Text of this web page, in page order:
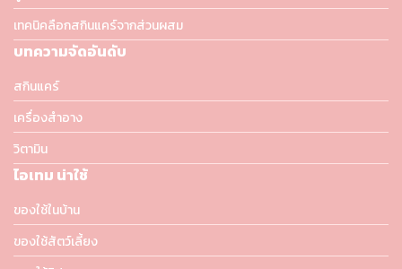
เทคนิคลือกสกินแคร์จากส่วนผสม
บทความจัดอันดับ
สกินแคร์
เครื่องสำอาง
วิตามิน
ไอเทม น่าใช้
ของใช้ในบ้าน
ของใช้สัตว์เลี้ยง